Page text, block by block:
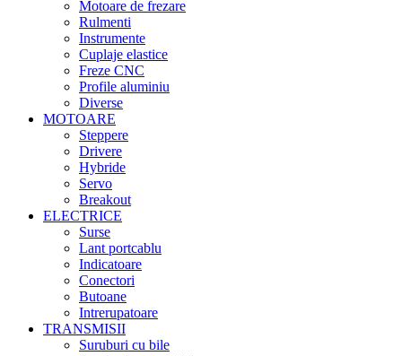
Motoare de frezare
Rulmenti
Instrumente
Cuplaje elastice
Freze CNC
Profile aluminiu
Diverse
MOTOARE
Steppere
Drivere
Hybride
Servo
Breakout
ELECTRICE
Surse
Lant portcablu
Indicatoare
Conectori
Butoane
Intrerupatoare
TRANSMISII
Suruburi cu bile